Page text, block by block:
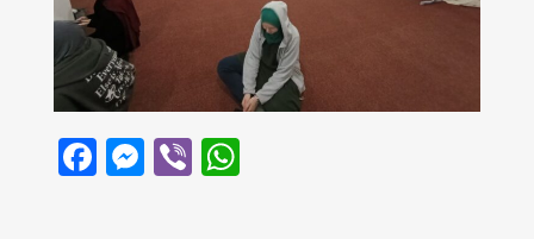
Facebook
Messenger
ViberWhatsApp